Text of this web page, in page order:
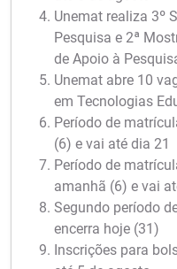
Unemat realiza 3º
Pesquisa e 2ª
de Apoio à
Unemat abre 10
em Tecnologias
Período de
(6) e vai até dia 21
Período de
amanhã (6) e vai
Segundo período
encerra hoje (31)
Inscrições para